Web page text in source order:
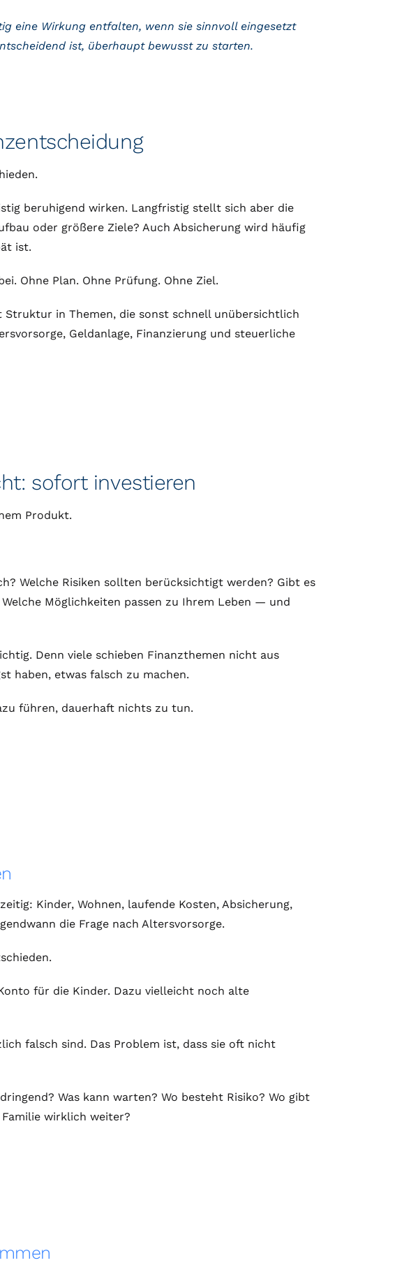
eine Wirkung entfalten, wenn sie sinnvoll eingesetzt
ist, überhaupt bewusst zu starten.
beruhigend wirken. Langfristig stellt sich aber die
oder größere Ziele? Auch Absicherung wird häufig
ist.
Ohne Plan. Ohne Prüfung. Ohne Ziel.
in Themen, die sonst schnell unübersichtlich
Geldanlage, Finanzierung und steuerliche
sofort investieren
Produkt.
Welche Risiken sollten berücksichtigt werden? Gibt es
Möglichkeiten passen zu Ihrem Leben — und
Denn viele schieben Finanzthemen nicht aus
haben, etwas falsch zu machen.
führen, dauerhaft nichts zu tun.
Kinder, Wohnen, laufende Kosten, Absicherung,
die Frage nach Altersvorsorge.
für die Kinder. Dazu vielleicht noch alte
falsch sind. Das Problem ist, dass sie oft nicht
Was kann warten? Wo besteht Risiko? Wo gibt
wirklich weiter?